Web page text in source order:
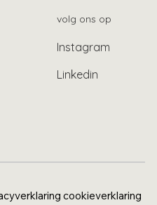
volg ons op
Instagram
Linkedin
cookieverklaring